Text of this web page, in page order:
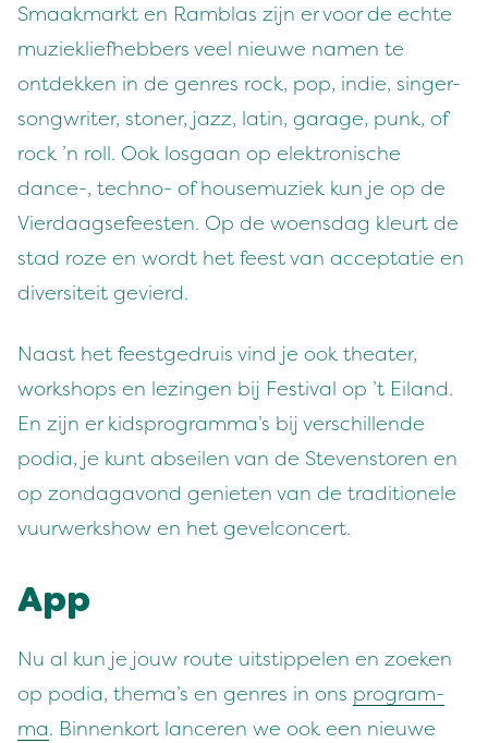
Smaakmarkt en Ramblas zijn er voor de echte
muziekliefhebbers veel nieuwe namen te
ontdekken in de genres rock, pop, indie, singer-
songwriter, stoner, jazz, latin, garage, punk, of
rock ’n roll. Ook losgaan op elektronische
dance-, techno- of housemuziek kun je op de
Vierdaagsefeesten. Op de woensdag kleurt de
stad roze en wordt het feest van acceptatie en
diversiteit gevierd.
Naast het feestgedruis vind je ook theater,
workshops en lezingen bij Festival op ’t Eiland.
En zijn er kidsprogramma’s bij verschillende
podia, je kunt abseilen van de Stevenstoren en
op zondagavond genieten van de traditionele
vuurwerkshow en het gevelconcert.
App
Nu al kun je jouw route uit­stip­pe­len en zoeken
op podia, thema’s en gen­res in ons pro­gram­
ma. Bin­nenko­rt lanceren we ook een nieuwe